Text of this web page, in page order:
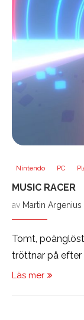
Nintendo PC
MUSIC RACER
av Martin Argenius
Tomt,
tröttnar på efter
Läs mer